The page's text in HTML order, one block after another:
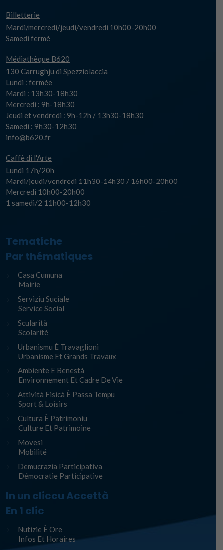
Billetterie
Mardi/mercredi/jeudi/vendredi 10h00-20h00
Samedi fermé
Médiathèque B620
130 Carrughju di Spezziolaccia
Lundi : fermée
Mardi : 13h30-18h30
Mercredi : 9h-18h30
Jeudi et vendredi : 9h-12h / 13h30-18h30
Samedi : 9h30-12h30
info@b620.fr
Caffè di l'Arte
Lundi 17h/20h
Mardi/jeudi/vendredi 11h30-14h30 / 16h00-20h00
Mercredi 10h00-20h00
1 samedi/2 11h00-12h30
Tematiche
Par thématiques
Casa Cumuna
Mairie
Serviziu Suciale
Service Social
Scularità
Scolarité
Urbanismu È Travaglioni
Urbanisme Et Grands Travaux
Ambiente È Benestà
Environnement Et Cadre De Vie
Attività Fisicà È Passa Tempu
Sport & Loisirs
Cultura È Patrimoniu
Culture Et Patrimoine
Movesi
Mobilité
Demucrazia Participativa
Démocratie Participative
In un cliccu Accettà
En 1 clic
Nutizie È Ore
Infos Et Horaires